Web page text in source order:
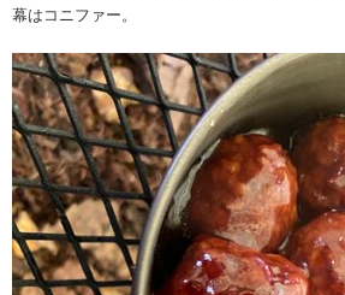
幕はコニファー。